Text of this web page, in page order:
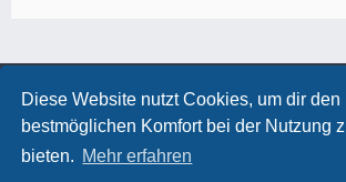
Diese Website nutzt Cookies, um dir den
bestmöglichen Komfort bei der Nutzung
bieten. Mehr erfahren
Foren-Übersicht Alle
Kontakt
Datenschutz